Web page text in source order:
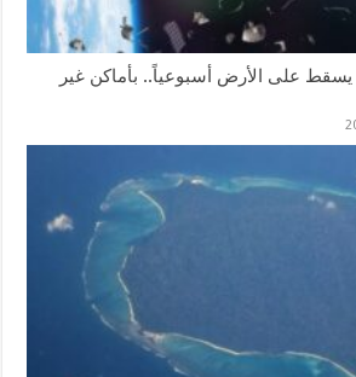
على الأرض أسبوعياً.. بأماكن غير